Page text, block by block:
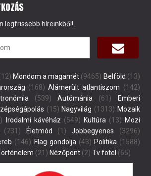
legfrissebb híreinkből!
Mondom a magamét (9465) Belföld (13)
(168) Alámerült atlantiszom (142)
(539) Autómánia (61)
Emberi
(15) Nagyvilág (1313) Mozaik
Irodalmi kávéház (549) Kultúra(13) Mozi
(731) Életmód (1) Jobbegyenes (3296)
(146) Flag gondolja(43) Politika(1588)
(21) Nézőpont (2) Tv fotel (65)